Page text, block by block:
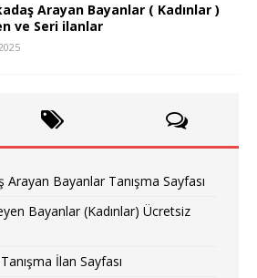
Arayan Bayanlar ( Kadınlar )
ve Seri ilanlar
Arayan Bayanlar Tanışma Sayfası
Bayanlar (Kadınlar) Ücretsiz
İlan Sayfası